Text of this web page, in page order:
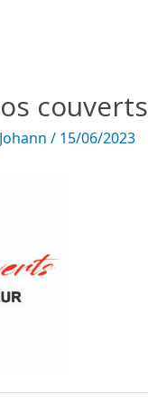
couverts
Johann / 15/06/2023